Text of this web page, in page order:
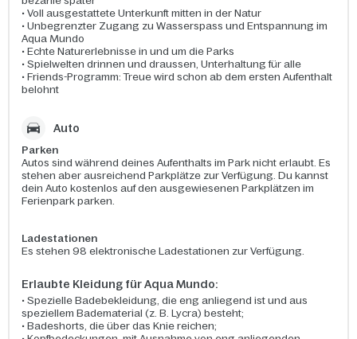
• Voll ausgestattete Unterkunft mitten in der Natur
• Unbegrenzter Zugang zu Wasserspass und Entspannung im
Aqua Mundo
• Echte Naturerlebnisse in und um die Parks
• Spielwelten drinnen und draussen, Unterhaltung für alle
• Friends-Programm: Treue wird schon ab dem ersten Aufenthalt
belohnt
Auto
Parken
Autos sind während deines Aufenthalts im Park nicht erlaubt. Es
stehen aber ausreichend Parkplätze zur Verfügung. Du kannst
dein Auto kostenlos auf den ausgewiesenen Parkplätzen im
Ferienpark parken.
Ladestationen
Es stehen 98 elektronische Ladestationen zur Verfügung.
Erlaubte Kleidung für Aqua Mundo:
• Spezielle Badebekleidung, die eng anliegend ist und aus
speziellem Badematerial (z. B. Lycra) besteht;
• Badeshorts, die über das Knie reichen;